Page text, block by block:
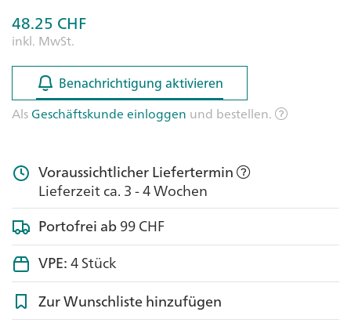
48.25 CHF
inkl. MwSt.
Benachrichtigung aktivieren
Benachrichtigung aktivieren
AlsGeschäftskunde einloggen und bestellen.
Voraussichtlicher Liefertermin
Lieferzeit ca. 3 - 4 Wochen
Portofrei ab99 CHF
VPE:4 Stück
Zur Wunschliste hinzufügen